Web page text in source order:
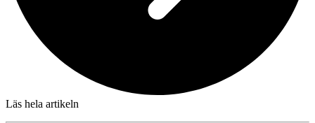
Läs hela artikeln